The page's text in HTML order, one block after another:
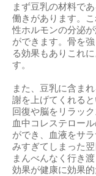
まず豆乳の材料で
働きがあります。
性ホルモンの分泌
ができます。骨を
る効果もありこれ
す。
また、豆乳に含ま
謝を上げてくれる
回復や脳をリラッ
血中コレステロー
ができ、血液をサ
みすぎてしまった
まんべんなく行き
効果が健康に効果